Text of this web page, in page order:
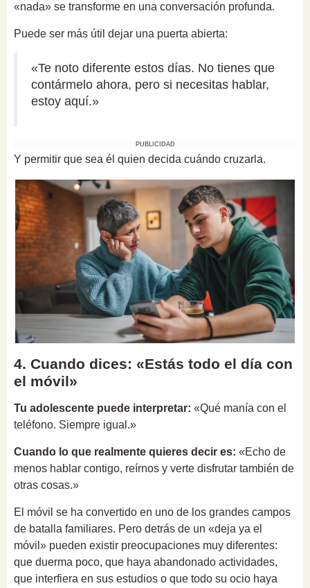
«nada» se transforme en una conversación profunda.
Puede ser más útil dejar una puerta abierta:
«Te noto diferente estos días. No tienes que
contármelo ahora, pero si necesitas hablar,
estoy aquí.»
PUBLICIDAD
Y permitir que sea él quien decida cuándo cruzarla.
4. Cuando dices: «Estás todo el día con
el móvil»
Tu adolescente puede interpretar: «Qué manía con el
teléfono. Siempre igual.»
Cuando lo que realmente quieres decir es: «Echo de
menos hablar contigo, reírnos y verte disfrutar también de
otras cosas.»
El móvil se ha convertido en uno de los grandes campos
de batalla familiares. Pero detrás de un «deja ya el
móvil» pueden existir preocupaciones muy diferentes:
que duerma poco, que haya abandonado actividades,
que interfiera en sus estudios o que todo su ocio haya